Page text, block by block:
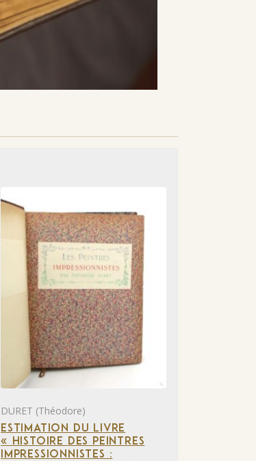
DURET (Théodore)
ESTIMATION DU LIVRE
« HISTOIRE DES PEINTRES
IMPRESSIONNISTES :